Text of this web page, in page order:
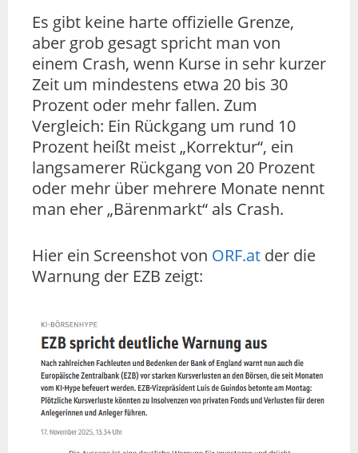
Es gibt keine harte offizielle Grenze,
aber grob gesagt spricht man von
einem Crash, wenn Kurse in sehr kurzer
Zeit um mindestens etwa 20 bis 30
Prozent oder mehr fallen. Zum
Vergleich: Ein Rückgang um rund 10
Prozent heißt meist „Korrektur“, ein
langsamerer Rückgang von 20 Prozent
oder mehr über mehrere Monate nennt
man eher „Bärenmarkt“ als Crash.
Hier ein Screenshot von ORF.at der die
Warnung der EZB zeigt: